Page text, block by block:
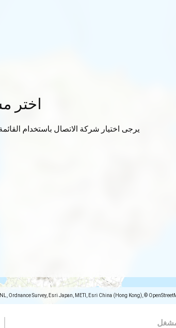
Ordnance Survey, Esri Japan, METI, Esri China (Hong Kong), ©
اختر
يرجى اختيار شركة الاتصال باستخدام